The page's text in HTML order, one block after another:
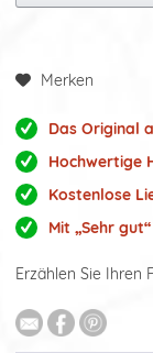
Merken
Das Original
Hochwertige
Kostenlose
Mit „Sehr
Erzählen Sie Ihren